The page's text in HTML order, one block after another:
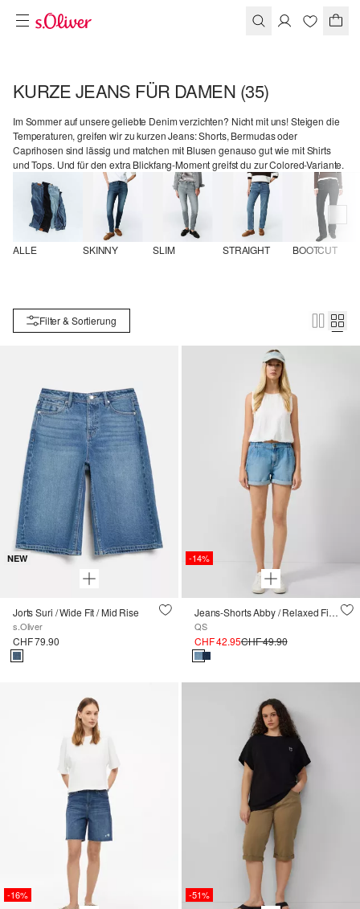
KURZE JEANS FÜR DAMEN (35)
Im Sommer auf unsere geliebte Denim verzichten? Nicht mit uns! Steigen die
Temperaturen, greifen wir zu kurzen Jeans: Shorts, Bermudas oder
Caprihosen sind lässig und matchen mit Blusen genauso gut wie mit Shirts
und Tops. Und für den extra Blickfang-Moment greifst du zur Colored-Variante.
ALLE SKINNY SLIM STRAIGHT BOOTCUT
Filter & Sortierung
NEW
Jorts Suri / Wide Fit / Mid Rise
s.Oliver
CHF 79.90
-14%
Jeans-Shorts Abby / Relaxed Fit / Mid Rise
QS
CHF 42.95CHF 49.90
-16% -51%